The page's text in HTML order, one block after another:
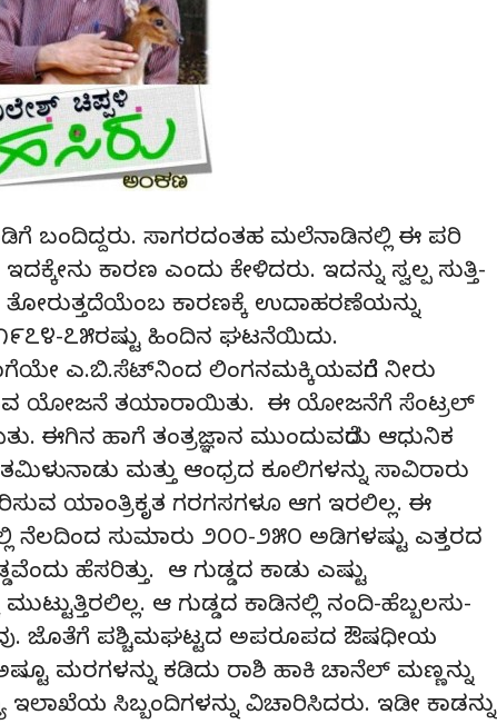
ಬಂದಿದ್ದರು. ಸಾಗರದಂತಹ ಮಲೆನಾಡಿನಲ್ಲಿ ಈ ಪರಿ
ಕಾರಣ ಎಂದು ಕೇಳಿದರು. ಇದನ್ನು ಸ್ವಲ್ಪ ಸುತ್ತಿ-
ತೋರುತ್ತದೆಯೆಂಬ ಕಾರಣಕ್ಕೆ ಉದಾಹರಣೆಯನ್ನು
೭೫ರಷ್ಟು ಹಿಂದಿನ ಘಟನೆಯಿದು.
ಎ.ಬಿ.ಸೆಟ್‌ನಿಂದ ಲಿಂಗನಮಕ್ಕಿಯವರೆಗೆ ನೀರು
ಯೋಜನೆ ತಯಾರಾಯಿತು. ಈ ಯೋಜನೆಗೆ ಸೆಂಟ್ರಲ್
ಹಾಗೆ ತಂತ್ರಜ್ಞಾನ ಮುಂದುವರೆದು ಆಧುನಿಕ
ಮತ್ತು ಆಂಧ್ರದ ಕೂಲಿಗಳನ್ನು ಸಾವಿರಾರು
ಯಾಂತ್ರಿಕೃತ ಗರಗಸಗಳೂ ಆಗ ಇರಲಿಲ್ಲ. ಈ
ಸುಮಾರು ೨೦೦-೨೫೦ ಅಡಿಗಳಷ್ಟು ಎತ್ತರದ
ಹೆಸರಿತ್ತು. ಆ ಗುಡ್ಡದ ಕಾಡು ಎಷ್ಟು
ಆ ಗುಡ್ಡದ ಕಾಡಿನಲ್ಲಿ ನಂದಿ-ಹೆಬ್ಬಲಸು-
ಜೊತೆಗೆ ಪಶ್ಚಿಮಘಟ್ಟದ ಅಪರೂಪದ ಔಷಧೀಯ
ಮರಗಳನ್ನು ಕಡಿದು ರಾಶಿ ಹಾಕಿ ಚಾನೆಲ್ ಮಣ್ಣನ್ನು
ಸಿಬ್ಬಂದಿಗಳನ್ನು ವಿಚಾರಿಸಿದರು. ಇಡೀ ಕಾಡನ್ನು